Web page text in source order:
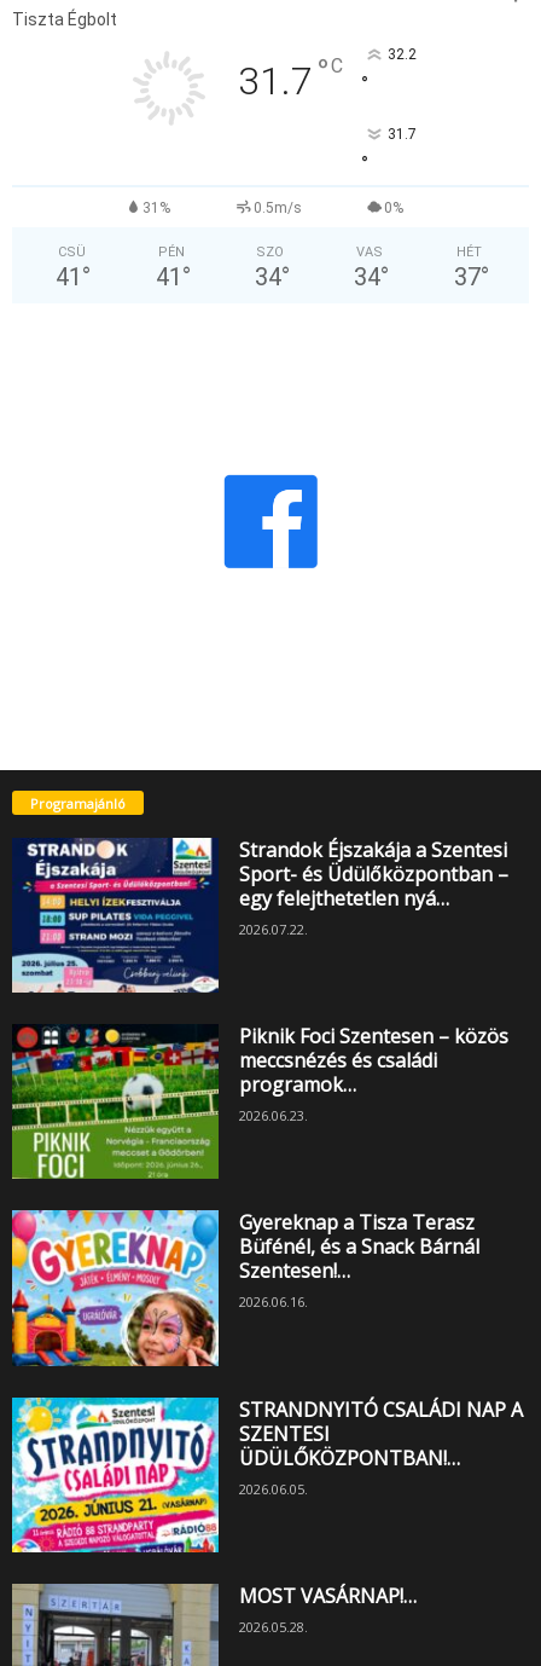
Tiszta Égbolt
31.7 °C 32.2
°
31.7
°
31% 0.5m/s 0%
CSÜ
41 °
PÉN
41 °
SZO
34°
VAS
34°
HÉT
37°
Programajánló
Strandok Éjszakája a Szentesi
Sport- és Üdülőközpontban –
egy felejthetetlen nyá…
2026.07.22.
Piknik Foci Szentesen – közös
meccsnézés és családi
programok…
2026.06.23.
Gyereknap a Tisza Terasz
Büfénél, és a Snack Bárnál
Szentesen!…
2026.06.16.
STRANDNYITÓ CSALÁDI NAP A
SZENTESI
ÜDÜLŐKÖZPONTBAN!…
2026.06.05.
MOST VASÁRNAP!…
2026.05.28.